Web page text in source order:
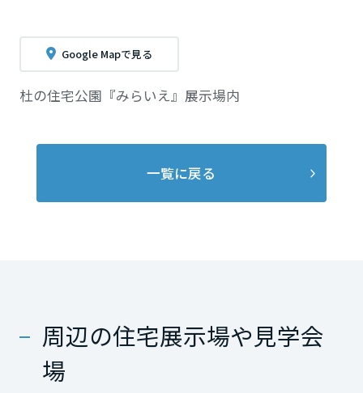
Google Mapで見る
杜の住宅公園『みらいえ』展示場内
一覧に戻る
周辺の住宅展示場や見学会
場